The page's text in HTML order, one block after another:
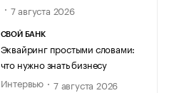
7 августа 2026
СВОЙ БАНК
Эквайринг простыми словами:
что нужно знать бизнесу
Интервью
7 августа 2026